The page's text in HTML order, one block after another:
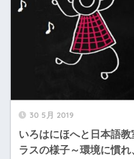
30 5月 2019
いろはにほへと日本語
ラスの様子～環境に慣